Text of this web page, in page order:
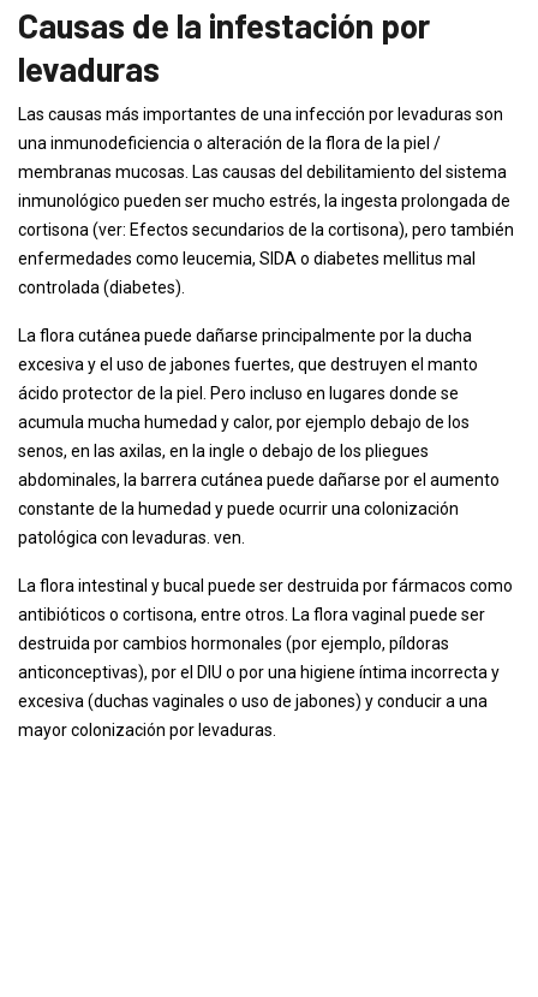
Causas de la infestación por
levaduras
Las causas más importantes de una infección por levaduras son
una inmunodeficiencia o alteración de la flora de la piel /
membranas mucosas. Las causas del debilitamiento del sistema
inmunológico pueden ser mucho estrés, la ingesta prolongada de
cortisona (ver: Efectos secundarios de la cortisona), pero también
enfermedades como leucemia, SIDA o diabetes mellitus mal
controlada (diabetes).
La flora cutánea puede dañarse principalmente por la ducha
excesiva y el uso de jabones fuertes, que destruyen el manto
ácido protector de la piel. Pero incluso en lugares donde se
acumula mucha humedad y calor, por ejemplo debajo de los
senos, en las axilas, en la ingle o debajo de los pliegues
abdominales, la barrera cutánea puede dañarse por el aumento
constante de la humedad y puede ocurrir una colonización
patológica con levaduras. ven.
La flora intestinal y bucal puede ser destruida por fármacos como
antibióticos o cortisona, entre otros. La flora vaginal puede ser
destruida por cambios hormonales (por ejemplo, píldoras
anticonceptivas), por el DIU o por una higiene íntima incorrecta y
excesiva (duchas vaginales o uso de jabones) y conducir a una
mayor colonización por levaduras.